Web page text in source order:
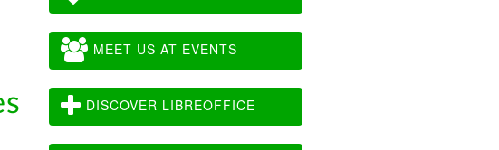
MEET US AT EVENTS
DISCOVER LIBREOFFICE